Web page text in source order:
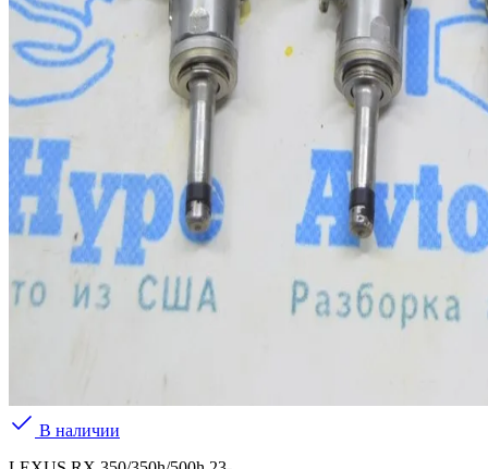
В наличии